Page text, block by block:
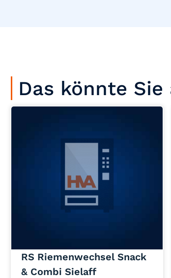
Das könnte
RS Riemenwechsel Snack
& Combi Sielaff